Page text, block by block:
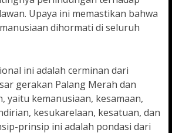
Upaya ini memastikan bahwa
dihormati di seluruh
ini adalah cerminan dari
gerakan Palang Merah dan
yaitu kemanusiaan, kesamaan,
kesukarelaan, kesatuan, dan
prinsip ini adalah pondasi dari